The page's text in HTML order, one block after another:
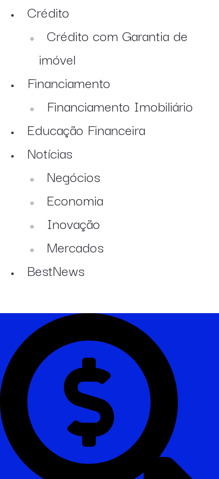
Crédito
Crédito com Garantia de
imóvel
Financiamento
Financiamento Imobiliário
Educação Financeira
Notícias
Negócios
Economia
Inovação
Mercados
BestNews